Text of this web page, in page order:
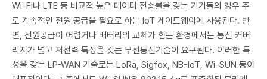
Wi-Fi나 LTE 등 비교적 높은 데이터 전송률을 갖는 기기들의 경우 주
로 계속적인 전원 공급을 필요로 하는 IoT 게이트웨이에 사용된다. 반
면, 전원공급이 어렵거나 배터리의 교체가 힘든 환경에서는 통신 커버
리지가 넓고 저전력 특성을 갖는 무선통신기술이 요구된다. 이러한 특
성을 갖는 LP-WAN 기술로는 LoRa, Sigfox, NB-IoT, Wi-SUN 등이